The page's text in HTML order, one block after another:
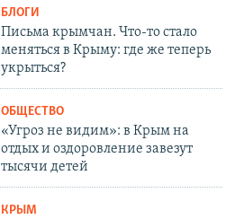
БЛОГИ
Письма крымчан. Что-то стало
меняться в Крыму: где же теперь
укрыться?
ОБЩЕСТВО
«Угроз не видим»: в Крым на
отдых и оздоровление завезут
тысячи детей
КРЫМ